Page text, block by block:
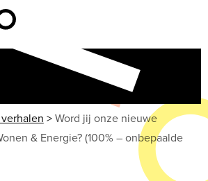
>Word jij onze nieuwe
& Energie? (100% – onbepaalde